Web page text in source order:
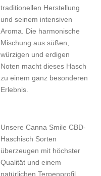
traditionellen Herstellung
und seinem intensiven
Aroma. Die harmonische
Mischung aus süßen,
würzigen und erdigen
Noten macht dieses Hasch
zu einem ganz besonderen
Erlebnis.
Unsere Canna Smile CBD-
Haschisch Sorten
überzeugen mit höchster
Qualität und einem
natürlichen Terpenprofil.